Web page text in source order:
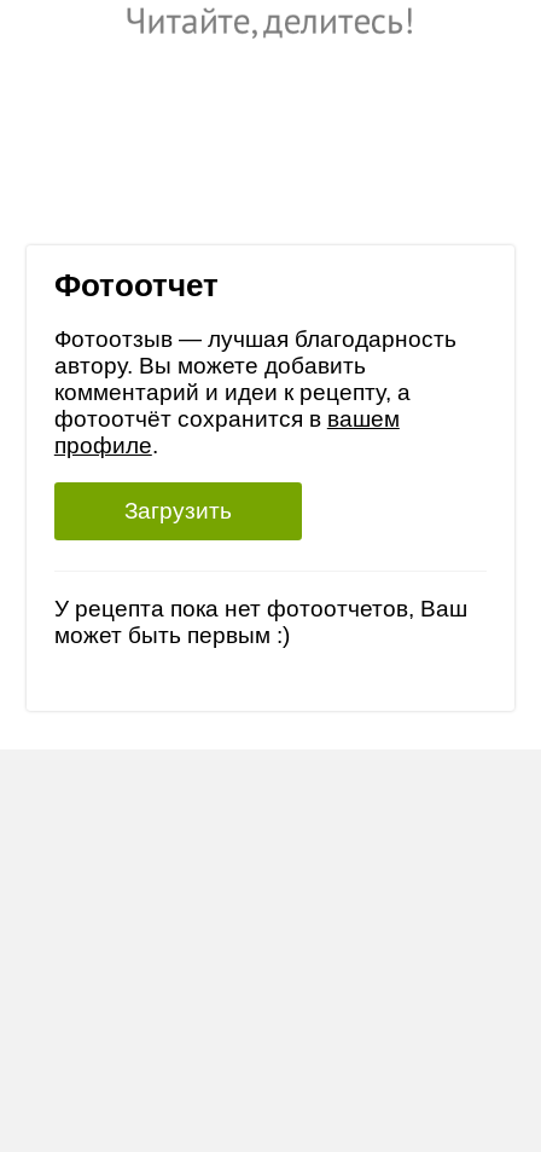
Фотоотчет
Фотоотзыв — лучшая благодарность
автору. Вы можете добавить
комментарий и идеи к рецепту, а
фотоотчёт сохранится в вашем
профиле.
Загрузить
У рецепта пока нет фотоотчетов, Ваш
может быть первым :)